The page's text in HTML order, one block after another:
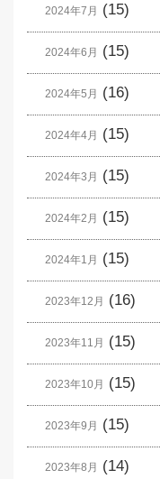
2024年7月 (15)
2024年6月 (15)
2024年5月 (16)
2024年4月 (15)
2024年3月 (15)
2024年2月 (15)
2024年1月 (15)
2023年12月 (16)
2023年11月 (15)
2023年10月 (15)
2023年9月 (15)
2023年8月 (14)